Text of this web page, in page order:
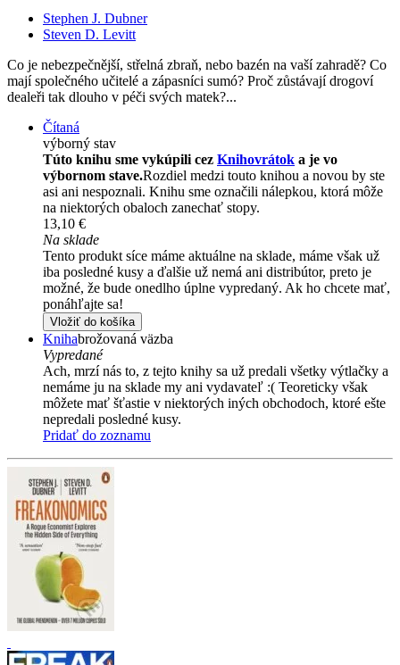
Stephen J. Dubner
Steven D. Levitt
Co je nebezpečnější, střelná zbraň, nebo bazén na vaší zahradě? Co
mají společného učitelé a zápasníci sumó? Proč zůstávají drogoví
dealeři tak dlouho v péči svých matek?...
Čítaná
výborný stav
Túto knihu sme vykúpili cez Knihovrátok a je vo
výbornom stave.Rozdiel medzi touto knihou a novou by ste
asi ani nespoznali. Knihu sme označili nálepkou, ktorá môže
na niektorých obaloch zanechať stopy.
13,10 €
Na sklade
Tento produkt síce máme aktuálne na sklade, máme však už
iba posledné kusy a ďalšie už nemá ani distribútor, preto je
možné, že bude onedlho úplne vypredaný. Ak ho chcete mať,
ponáhľajte sa!
Vložiť do košíka
Knihabrožovaná väzba
Vypredané
Ach, mrzí nás to, z tejto knihy sa už predali všetky výtlačky a
nemáme ju na sklade my ani vydavateľ :( Teoreticky však
môžete mať šťastie v niektorých iných obchodoch, ktoré ešte
nepredali posledné kusy.
Pridať do zoznamu